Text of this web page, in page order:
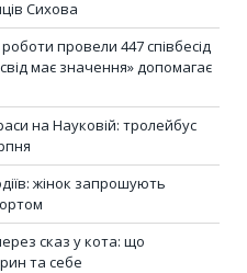
Сихова
провели 447 співбесід
має значення» допомагає
на Науковій: тролейбус
жінок запрошують
сказ у кота: що
та себе